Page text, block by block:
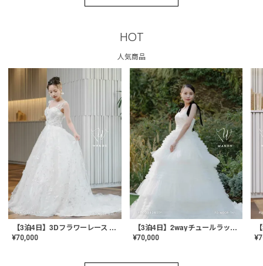
HOT
人気商品
【3泊4日】3Dフラワーレース ドレス〈PD-WDOR-331〉
¥70,000
【3泊4日】2wayチュールラッフルドレス〈PD-WDOR-341RTL〉
¥70,000 ¥